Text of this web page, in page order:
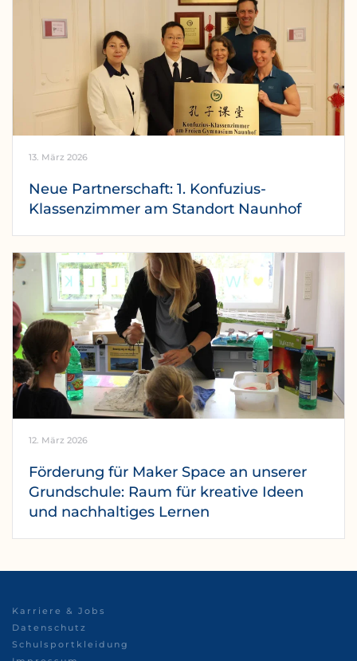
13. März 2026
Neue Partnerschaft: 1. Konfuzius-
Klassenzimmer am Standort Naunhof
12. März 2026
Förderung für Maker Space an unserer
Grundschule: Raum für kreative Ideen
und nachhaltiges Lernen
Karriere & Jobs
Datenschutz
Schulsportkleidung